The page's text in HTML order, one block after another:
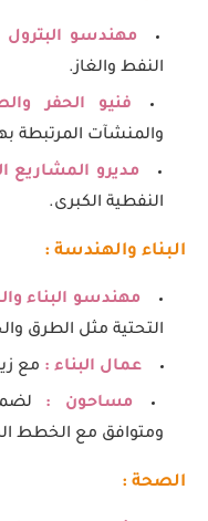
مهندسو البترول
النفط والغاز.
فنيو الحفر
والمنشآت المرتبطة
مديرو المشاريع
النفطية الكبرى.
البناء والهندسة :
مهندسو البناء
التحتية مثل الطرق
عمال البناء : مع
مساحون :
ومتوافق مع الخطط
الصحة :